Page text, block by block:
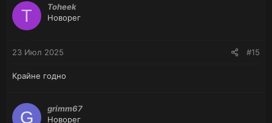
T
Toheek
Новорег
23 Июл 2025 #15
Крайне годно
G
grimm67
Новорег